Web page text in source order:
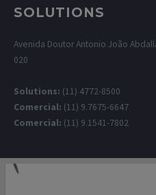
SOLUTIONS
Avenida Doutor Antonio João
020
Solutions: (11) 4772-8500
Comercial: (11) 9.7675-6647
Comercial: (11) 9.1541-7802